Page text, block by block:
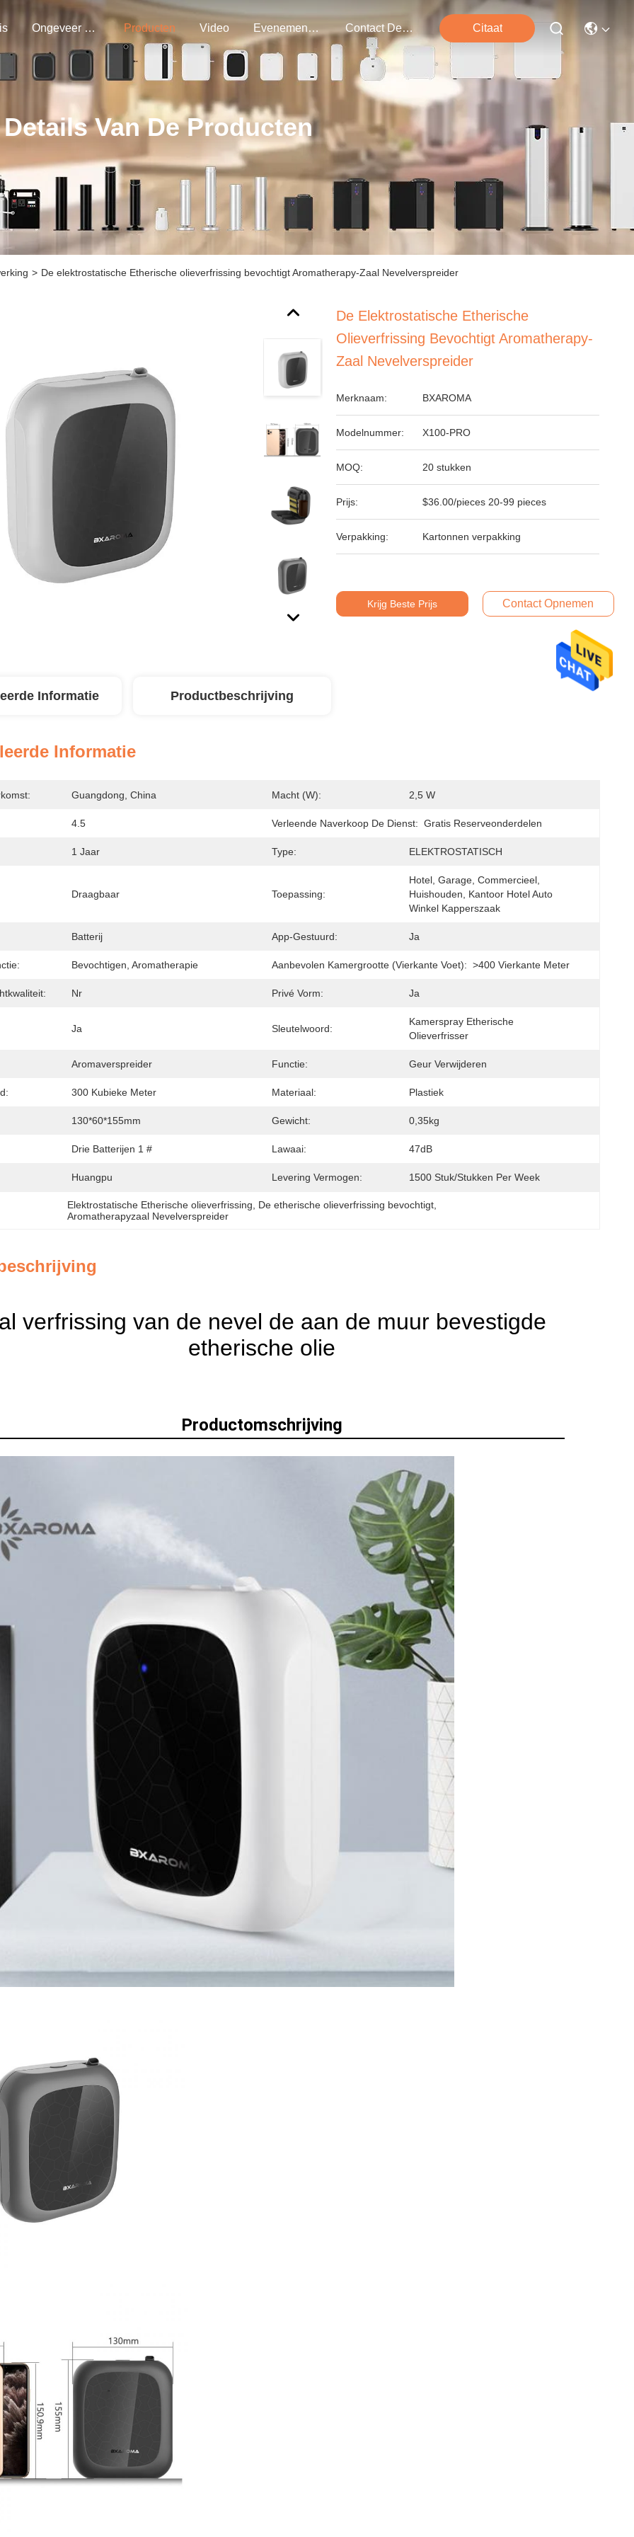
Ongeveer Ons Producten Video Evenementen Contact De V.s. Citaat
Details Van De Producten
> De elektrostatische Etherische olieverfrissing bevochtigt Aromatherapy-Zaal Nevelverspreider
De Elektrostatische Etherische
Olieverfrissing Bevochtigt Aromatherapy-
Zaal Nevelverspreider
Merknaam: BXAROMA
Modelnummer: X100-PRO
MOQ: 20 stukken
Prijs: $36.00/pieces 20-99 pieces
Verpakking: Kartonnen verpakking
Krijg Beste Prijs Contact Opnemen
Informatie Productbeschrijving
Informatie
Guangdong, China Macht (w): 2,5 W
4.5 Verleende Naverkoop De Dienst: Gratis Reserveonderdelen
1 Jaar Type: ELEKTROSTATISCH
Draagbaar Toepassing:
Hotel, Garage, Commercieel,
Huishouden, Kantoor Hotel Auto
Winkel Kapperszaak
Batterij App-Gestuurd: Ja
Bevochtigen, Aromatherapie Aanbevolen Kamergrootte (vierkante Voet): >400 Vierkante Meter
Nr Privé Vorm: Ja
Ja Sleutelwoord:
Kamerspray Etherische
Olieverfrisser
Aromaverspreider Functie: Geur Verwijderen
300 Kubieke Meter Materiaal: Plastiek
130*60*155mm Gewicht: 0,35kg
Drie Batterijen 1 # Lawaai: 47dB
Huangpu Levering Vermogen: 1500 Stuk/Stukken Per Week
Elektrostatische Etherische olieverfrissing De etherische olieverfrissing bevochtigt
Aromatherapyzaal Nevelverspreider
verfrissing van de nevel de aan de muur bevestigde
etherische olie
Productomschrijving